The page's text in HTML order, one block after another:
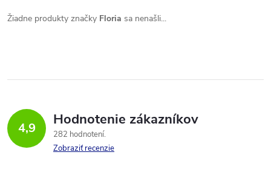
Žiadne produkty značky Floria sa nenašli...
4,9 Hodnotenie zákazníkov
282 hodnotení
Zobraziť recenzie